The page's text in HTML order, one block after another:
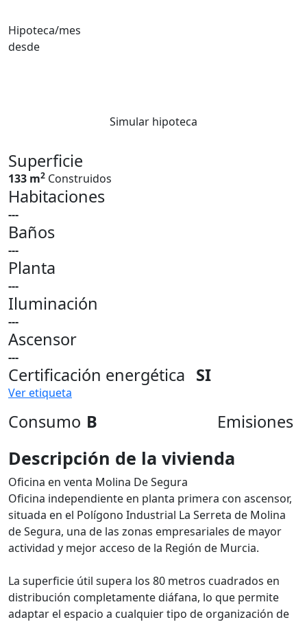
Hipoteca/mes
desde
Simular hipoteca
Superficie
133 m2 Construidos
Habitaciones
---
Baños
---
Planta
---
Iluminación
---
Ascensor
---
Certificación energética SI
Ver etiqueta
Consumo B Emisiones
Descripción de la vivienda
Oficina en venta Molina De Segura
Oficina independiente en planta primera con ascensor,
situada en el Polígono Industrial La Serreta de Molina
de Segura, una de las zonas empresariales de mayor
actividad y mejor acceso de la Región de Murcia.
La superficie útil supera los 80 metros cuadrados en
distribución completamente diáfana, lo que permite
adaptar el espacio a cualquier tipo de organización de